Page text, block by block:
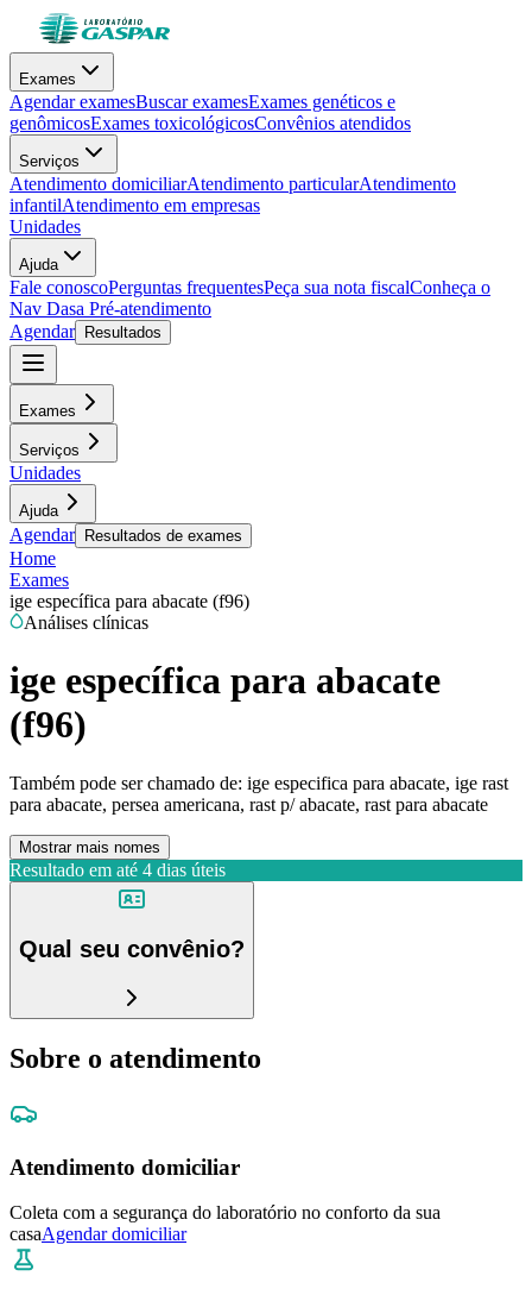
Exames
Agendar examesBuscar examesExames genéticos e
genômicosExames toxicológicosConvênios atendidos
Serviços
Atendimento domiciliarAtendimento particularAtendimento
infantilAtendimento em empresas
Unidades
Ajuda
Fale conoscoPerguntas frequentesPeça sua nota fiscalConheça o
Nav Dasa Pré-atendimento
Agendar
Resultados
Exames
Serviços
Unidades
Ajuda
Agendar Resultados de exames
Home
Exames
ige específica para abacate (f96)
Análises clínicas
ige específica para abacate
(f96)
Também pode ser chamado de: ige especifica para abacate, ige rast
para abacate, persea americana, rast p/ abacate, rast para abacate
Mostrar mais nomes
Resultado em até 4 dias úteis
Qual seu convênio?
Sobre o atendimento
Atendimento domiciliar
Coleta com a segurança do laboratório no conforto da sua
casaAgendar domiciliar